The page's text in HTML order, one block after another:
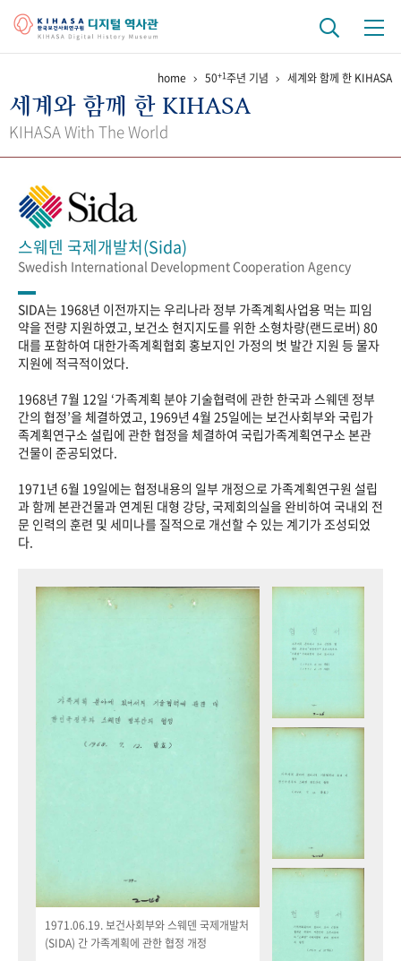
걸어온 길 기관 변천사 역대 기관장
정책과 연구 키워드로 보는 연구 역사
간행물 변천사
기록물 아카이브
사진 아카이브 문서 기록물 행정박물 영상 기록물
성과 50선 숫자로 보는 50년 50+1주년 광장
세계와 함께 한 KIHASA
VR 역사관
home 50+1주년 기념 세계와 함께 한 KIHASA
세계와 함께 한 KIHASA
KIHASA With The World
스웨덴 국제개발처(Sida)
Swedish International Development Cooperation Agency
SIDA는 1968년 이전까지는 우리나라 정부 가족계획사업용 먹는 피임
약을 전량 지원하였고, 보건소 현지지도를 위한 소형차량(랜드로버) 80
대를 포함하여 대한가족계획협회 홍보지인 가정의 벗 발간 지원 등 물자
지원에 적극적이었다.
1968년 7월 12일 ‘가족계획 분야 기술협력에 관한 한국과 스웨덴 정부
간의 협정’을 체결하였고, 1969년 4월 25일에는 보건사회부와 국립가
족계획연구소 설립에 관한 협정을 체결하여 국립가족계획연구소 본관
건물이 준공되었다.
1971년 6월 19일에는 협정내용의 일부 개정으로 가족계획연구원 설립
과 함께 본관건물과 연계된 대형 강당, 국제회의실을 완비하여 국내외 전
문 인력의 훈련 및 세미나를 질적으로 개선할 수 있는 계기가 조성되었
다.
1971.06.19. 보건사회부와 스웨덴 국제개발처
(SIDA) 간 가족계획에 관한 협정 개정